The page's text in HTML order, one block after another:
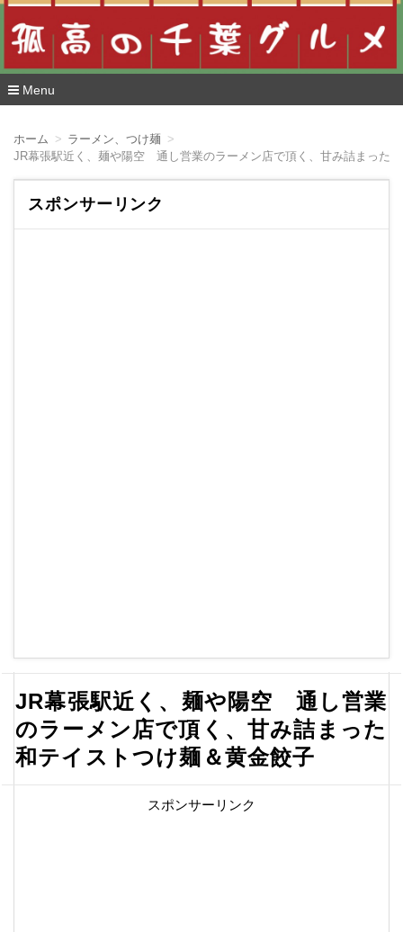
Menu
ホーム
ラーメン、つけ麺
JR幕張駅近く、麺や陽空 通し営業のラーメン店で頂く、甘み詰まった
スポンサーリンク
JR幕張駅近く、麺や陽空 通し営業
のラーメン店で頂く、甘み詰まった
和テイストつけ麺＆黄金餃子
スポンサーリンク